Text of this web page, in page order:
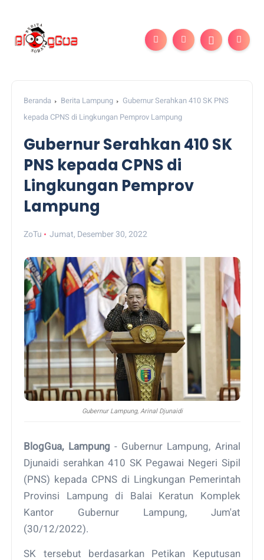
Beranda Berita Lampung
Gubernur Serahkan 410 SK PNS
kepada CPNS di Lingkungan Pemprov Lampung
Gubernur Serahkan 410 SK
PNS kepada CPNS di
Lingkungan Pemprov
Lampung
ZoTu Jumat, Desember 30, 2022
Gubernur Lampung, Arinal Djunaidi
BlogGua, Lampung - Gubernur Lampung, Arinal
Djunaidi serahkan 410 SK Pegawai Negeri Sipil
(PNS) kepada CPNS di Lingkungan Pemerintah
Provinsi Lampung di Balai Keratun Komplek
Kantor Gubernur Lampung, Jum'at
(30/12/2022).
SK tersebut berdasarkan Petikan Keputusan